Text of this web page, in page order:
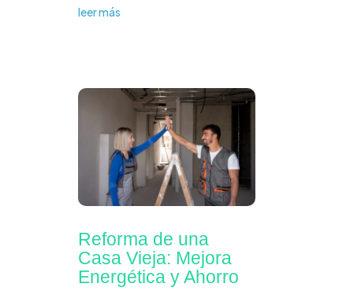
leer más
Reforma de una
Casa Vieja: Mejora
Energética y Ahorro